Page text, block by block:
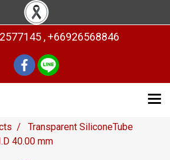
, +66926568846
Transparent SiliconeTube
40.00 mm